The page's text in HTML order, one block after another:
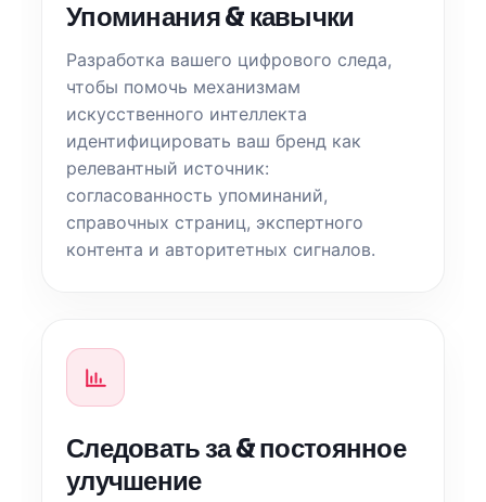
Упоминания & кавычки
Разработка вашего цифрового следа,
чтобы помочь механизмам
искусственного интеллекта
идентифицировать ваш бренд как
релевантный источник:
согласованность упоминаний,
справочных страниц, экспертного
контента и авторитетных сигналов.
Следовать за & постоянное
улучшение